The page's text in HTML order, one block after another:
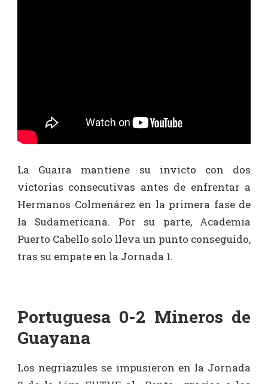
La Guaira mantiene su invicto con dos
victorias consecutivas antes de enfrentar a
Hermanos Colmenárez en la primera fase de
la Sudamericana. Por su parte, Academia
Puerto Cabello solo lleva un punto conseguido,
tras su empate en la Jornada 1.
Portuguesa 0-2 Mineros de
Guayana
Los negriazules se impusieron en la Jornada